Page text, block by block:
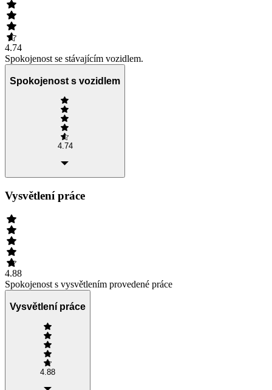
4.74
Spokojenost se stávajícím vozidlem.
Spokojenost s vozidlem
4.74
Vysvětlení práce
4.88
Spokojenost s vysvětlením provedené práce
Vysvětlení práce
4.88